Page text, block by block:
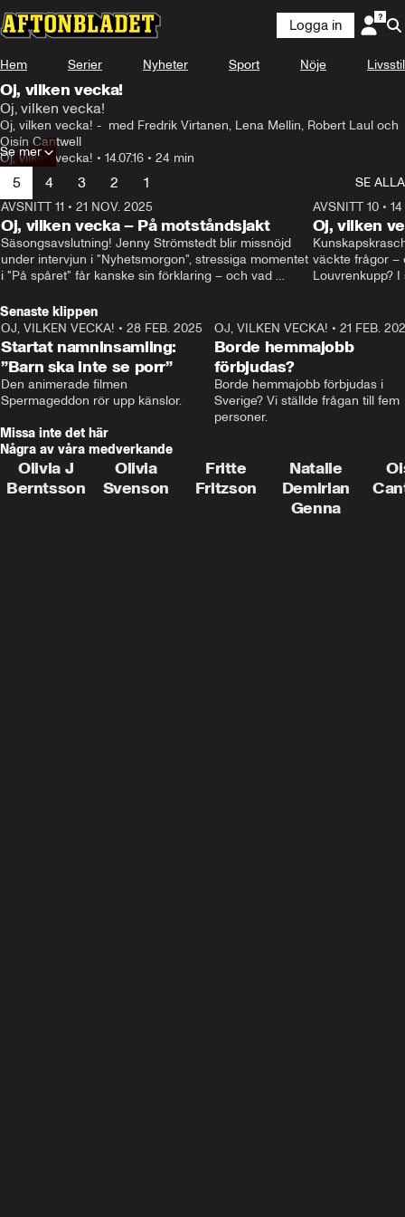
Logga in
Hem Serier Nyheter Sport Nöje Livsstil
Oj, vilken vecka!
Oj, vilken vecka!
Oj, vilken vecka! -  med Fredrik Virtanen, Lena Mellin, Robert Laul och
Oisín Cantwell
Oj, vilken vecka! • 14.07.16 • 24 min
Se mer
5 4 3 2 1
SE ALLA
AVSNITT 11 • 21 NOV. 2025
Oj, vilken vecka – På motståndsjakt
Säsongsavslutning! Jenny Strömstedt blir missnöjd
under intervjun i "Nyhetsmorgon", stressiga momentet
i "På spåret" får kanske sin förklaring – och vad
Cantwell och Karin Pettersson.
AVSNITT 10•
Oj, vilken
väckte frågor –
Louvrenkupp?
Senaste klippen
2:40
OJ, VILKEN VECKA! • 28 FEB. 2025
Startat namninsamling:
”Barn ska inte se porr”
Den animerade filmen
Spermageddon rör upp känslor.
OJ, VILKEN VECKA! • 21 FEB.
Borde hemmajobb
förbjudas?
Borde hemmajobb förbjudas i
Sverige? Vi ställde frågan till fem
personer.
Missa inte det här
Några av våra medverkande
Olivia J
Berntsson
Olivia
Svenson
Fritte
Fritzson
Natalie
Demirian
Genna